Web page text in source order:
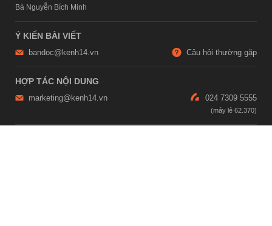
Bà Nguyễn Bích Minh
Ý KIẾN BÀI VIẾT
bandoc@kenh14.vn Câu hỏi thường gặp
HỢP TÁC NỘI DUNG
marketing@kenh14.vn 024 7309 5555